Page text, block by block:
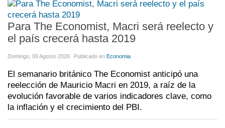
Para The Economist, Macri será reelecto y
el país crecerá hasta 2019
Domingo, 09 Agosto 2026 Publicado en Economia
El semanario británico The Economist anticipó una
reelección de Mauricio Macri en 2019, a raíz de la
evolución favorable de varios indicadores clave, como
la inflación y el crecimiento del PBI.